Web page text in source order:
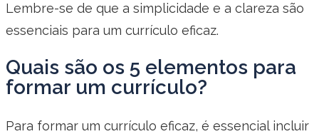
Lembre-se de que a simplicidade e a clareza são
essenciais para um currículo eficaz.
Quais são os 5 elementos para
formar um currículo?
Para formar um currículo eficaz, é essencial incluir